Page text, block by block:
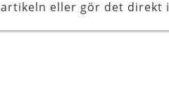
artikeln eller gör det direkt i